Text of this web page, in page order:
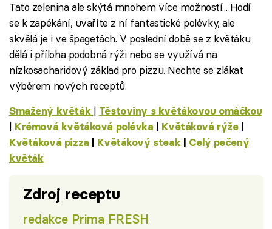
Tato zelenina ale skýtá mnohem více možností... Hodí
se k zapékání, uvaříte z ní fantastické polévky, ale
skvělá je i ve špagetách. V poslední době se z květáku
dělá i příloha podobná rýži nebo se využívá na
nízkosacharidový základ pro pizzu. Nechte se zlákat
výběrem nových receptů.
Smažený květák | Těstoviny s květákovou omáčkou
| Krémová květáková polévka | Květáková rýže |
Květáková pizza Květákový steak
Celý pečený
květák
Zdroj receptu
redakce Prima FRESH